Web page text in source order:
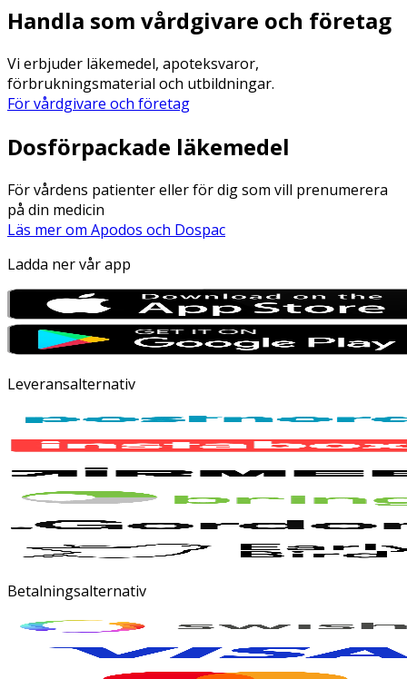
Handla som vårdgivare och företag
Vi erbjuder läkemedel, apoteksvaror,
förbrukningsmaterial och utbildningar.
För vårdgivare och företag
Dosförpackade läkemedel
För vårdens patienter eller för dig som vill prenumerera
på din medicin
Läs mer om Apodos och Dospac
Ladda ner vår app
Leveransalternativ
Betalningsalternativ